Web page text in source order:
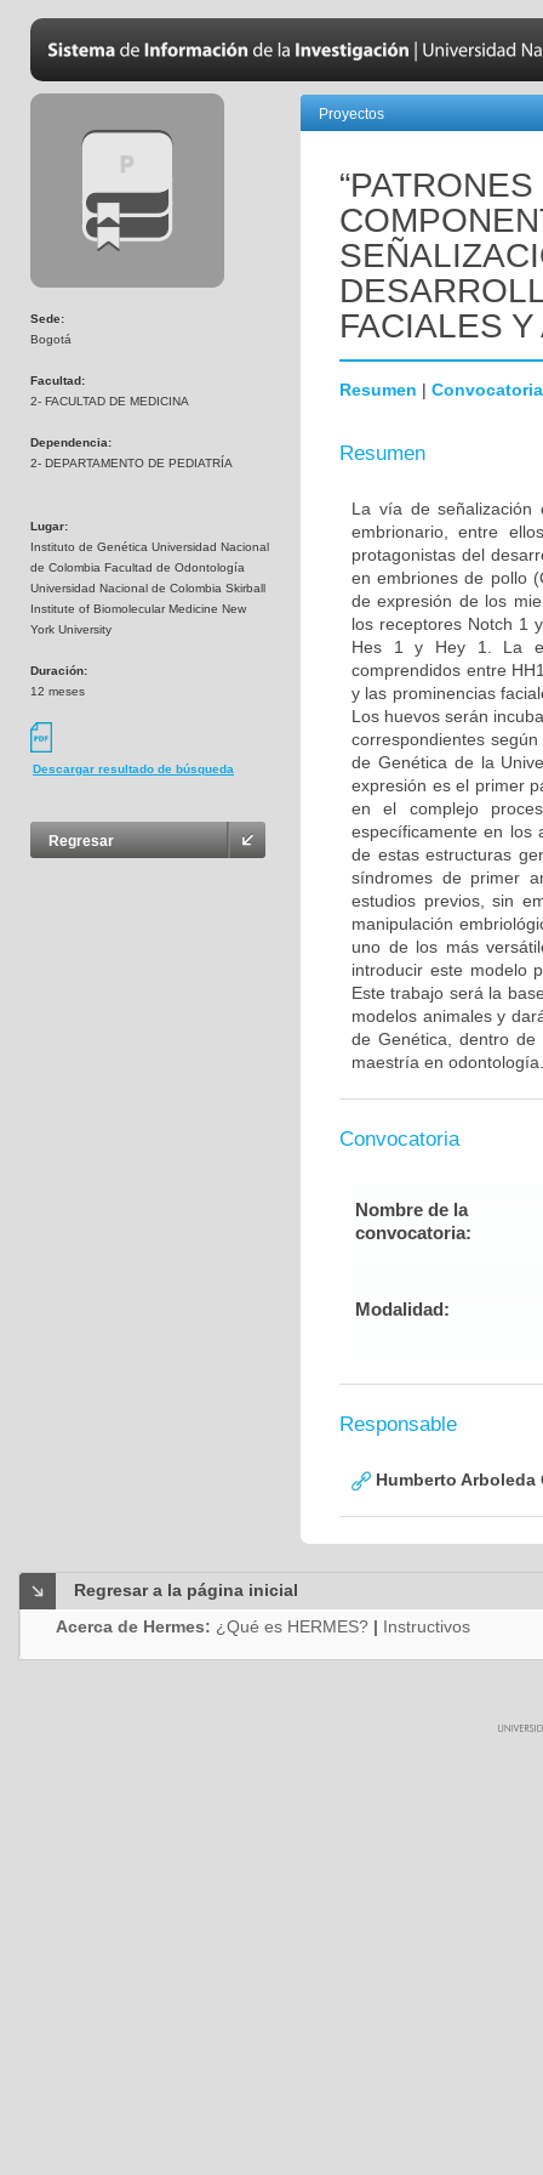
Sede:
Bogotá
Facultad:
2- FACULTAD DE MEDICINA
Dependencia:
2- DEPARTAMENTO DE PEDIATRÍA
Lugar:
Instituto de Genética Universidad Nacional
de Colombia Facultad de Odontología
Universidad Nacional de Colombia Skirball
Institute of Biomolecular Medicine New
York University
Duración:
12 meses
Descargar resultado de búsqueda
Regresar
Proyectos
FACIALES
Resumen | Convocatoria
Resumen
La vía de señalización
embrionario, entre
protagonistas del
en embriones de pollo
de expresión de los
los receptores Notch 1
Hes 1 y Hey 1. La
comprendidos entre
y las prominencias
Los huevos serán
correspondientes
de Genética de la
expresión es el primer
en el complejo
específicamente en los
de estas estructuras
síndromes de primer
estudios previos, sin
manipulación
uno de los más
introducir este modelo
Este trabajo será la
modelos animales y
de Genética, dentro
maestría en odontología.
Convocatoria
Nombre de la
convocatoria:
Modalidad:
Responsable
Humberto Arboleda
Regresar a la página inicial
Acerca de Hermes: ¿Qué es HERMES? | Instructivos